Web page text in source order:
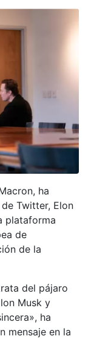
ha
Twitter, Elon
plataforma
de
de la
del pájaro
Musk y
ha
mensaje en la